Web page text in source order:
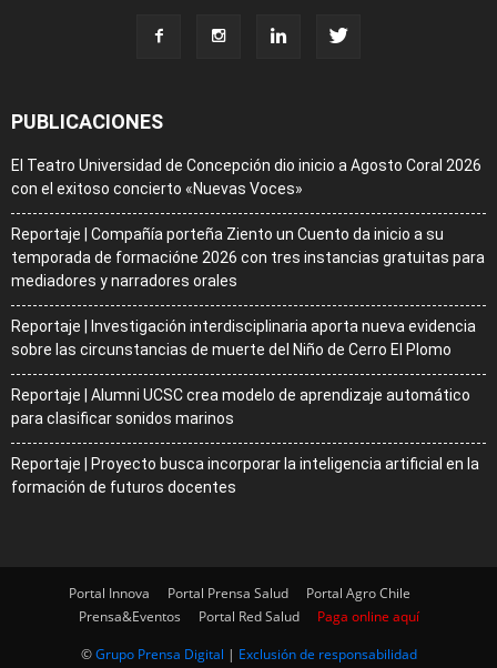
PUBLICACIONES
El Teatro Universidad de Concepción dio inicio a Agosto Coral 2026
con el exitoso concierto «Nuevas Voces»
Reportaje | Compañía porteña Ziento un Cuento da inicio a su
temporada de formacióne 2026 con tres instancias gratuitas para
mediadores y narradores orales
Reportaje | Investigación interdisciplinaria aporta nueva evidencia
sobre las circunstancias de muerte del Niño de Cerro El Plomo
Reportaje | Alumni UCSC crea modelo de aprendizaje automático
para clasificar sonidos marinos
Reportaje | Proyecto busca incorporar la inteligencia artificial en la
formación de futuros docentes
Portal Innova Portal Prensa Salud
Portal Agro Chile
Prensa&Eventos
Portal Red Salud
Paga online aquí
©Grupo Prensa Digital | Exclusión de responsabilidad